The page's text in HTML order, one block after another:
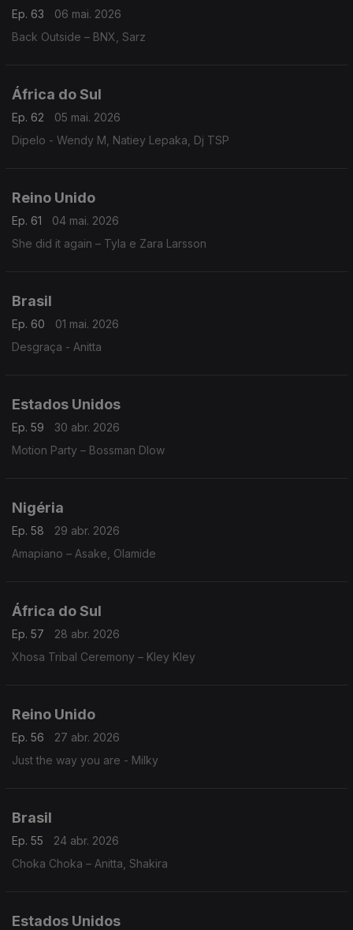
Ep. 63
06 mai. 2026
Back Outside – BNX, Sarz
África do Sul
Ep. 62
05 mai. 2026
Dipelo - Wendy M, Natiey Lepaka, Dj TSP
Reino Unido
Ep. 61
04 mai. 2026
She did it again – Tyla e Zara Larsson
Brasil
Ep. 60
01 mai. 2026
Desgraça - Anitta
Estados Unidos
Ep. 59
30 abr. 2026
Motion Party – Bossman Dlow
Nigéria
Ep. 58
29 abr. 2026
Amapiano – Asake, Olamide
África do Sul
Ep. 57
28 abr. 2026
Xhosa Tribal Ceremony – Kley Kley
Reino Unido
Ep. 56
27 abr. 2026
Just the way you are - Milky
Brasil
Ep. 55
24 abr. 2026
Choka Choka – Anitta, Shakira
Estados Unidos